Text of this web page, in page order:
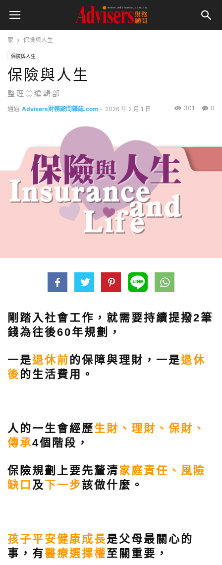
家 保險與人生
保險與人生
保險與人生
整理◎編輯部
通過 Advisers財務顧問雜誌.com - 2026 年 2 月 1 日 0
301
剛踏入社會工作，就需要持續提撥2筆
錢為往後60年規劃，
一是退休前 的保障與理財，一是退休
後 的生活費用。
人的一生會經歷生財、理財、保財、
傳承4個階段，
保險規劃上要先釐清家庭責任、風險
缺口 及 下一步該做什麼。
孩子平安健康成長是父母最關心的
事，有醫療選擇權至關重要，